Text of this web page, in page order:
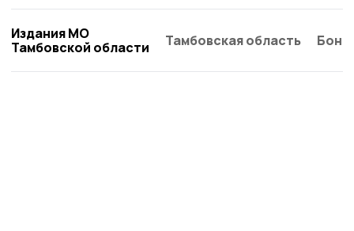
Издания МО
Тамбовской области
Тамбовская область